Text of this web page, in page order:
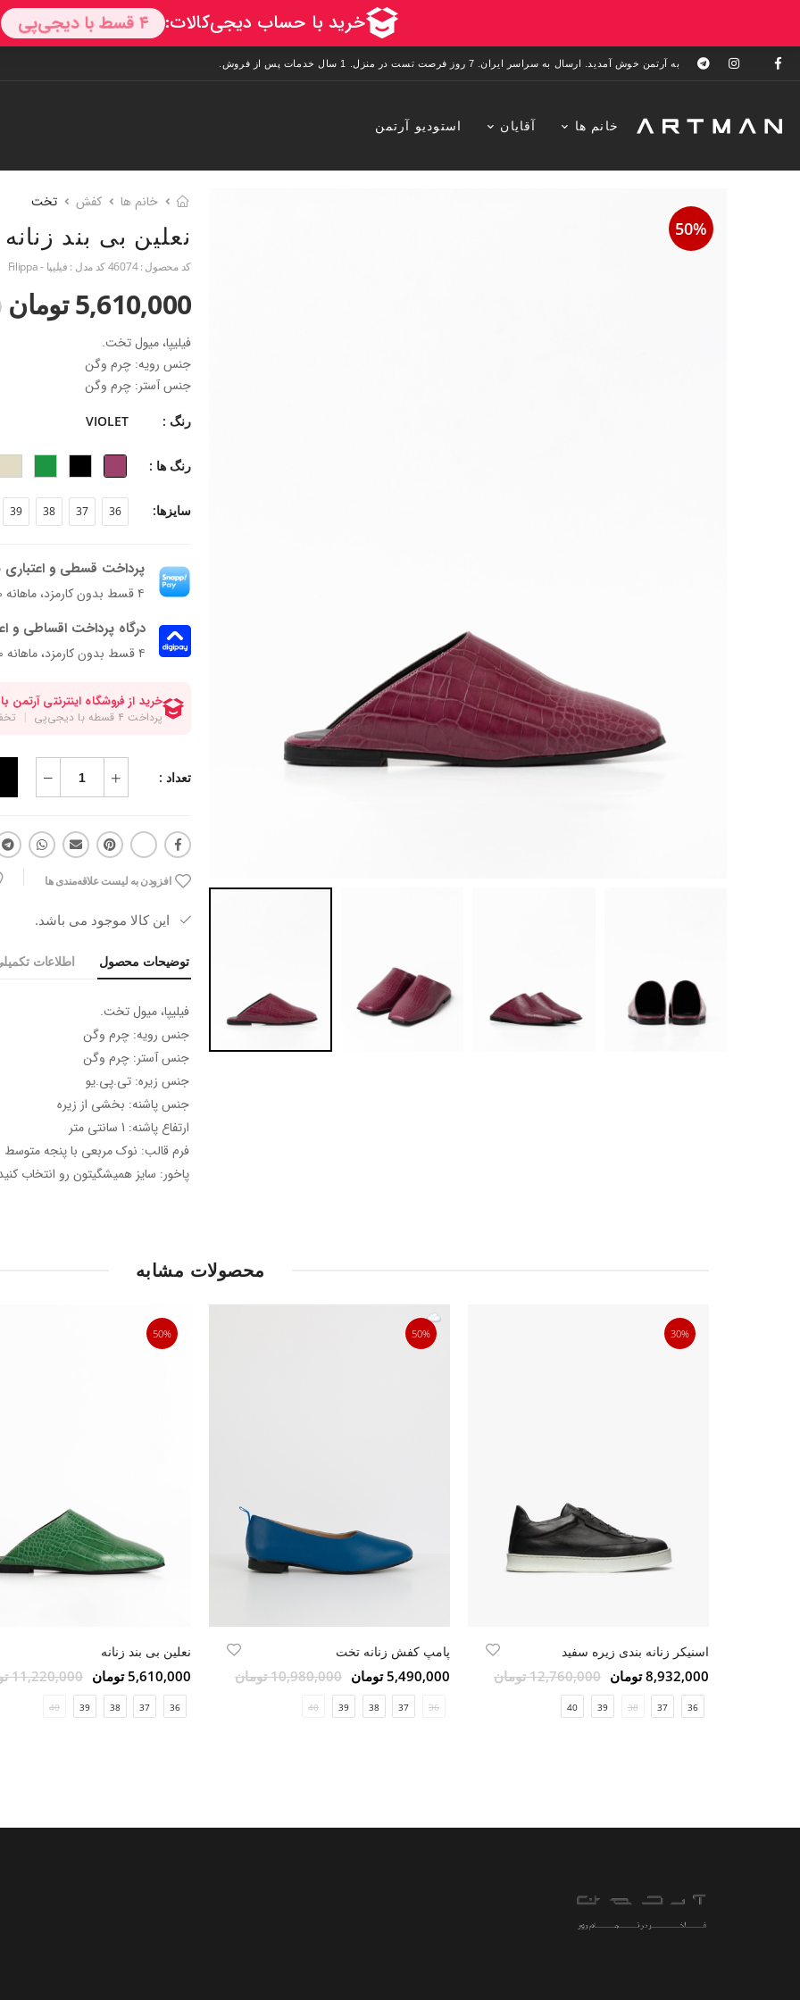
به آرتمن خوش آمدید. ارسال به سراسر ایران. 7 روز فرصت تست در منزل. 1 سال خدمات پس از فروش.
خانم ها آقایان استودیو آرتمن
50%
خانم ها کفش تخت
نعلین بی بند زنانه
کد محصول :46074کد مدل : فیلیپا - Filippa
5,610,000 تومان
فیلیپا، میول تخت.
جنس رویه: چرم وگن
جنس آستر: چرم وگن
جنس پاشنه: بخشی از زیره
فرم قالب: نوک مربعی با پنجه متوسط
پاخور: سایز همیشگیتون رو انتخاب
رنگ : VIOLET
رنگ ها :
سایزها: 36
37
38
39
پرداخت قسطی و اعتباری
۴ قسط بدون کارمزد، ماهانه ۱٬۴۰۲٬۵۰۰ تومان
درگاه پرداخت اقساطی و
۴ قسط بدون کارمزد، ماهانه 1,402,500 تومان
تعداد :
افزودن به لیست علاقه‌مندی ها
این کالا موجود می باشد.
توضیحات محصول اطلاعات
فیلیپا، میول تخت.
جنس رویه: چرم وگن
جنس آستر: چرم وگن
جنس زیره: تی.پی.یو
جنس پاشنه: بخشی از زیره
ارتفاع پاشنه: 1 سانتی متر
فرم قالب: نوک مربعی با پنجه متوسط
پاخور: سایز همیشگیتون رو انتخاب
محصولات مشابه
30%
اسنیکر زنانه بندی زیره سفید
8,932,000 تومان 12,760,000 تومان
36
37
38
39
40
50%
پامپ کفش زنانه تخت
5,490,000 تومان 10,980,000 تومان
36
37
38
39
40
50%
نعلین بی بند زنانه
5,610,000 تومان 11,220,000 تومان
36
37
38
39
40